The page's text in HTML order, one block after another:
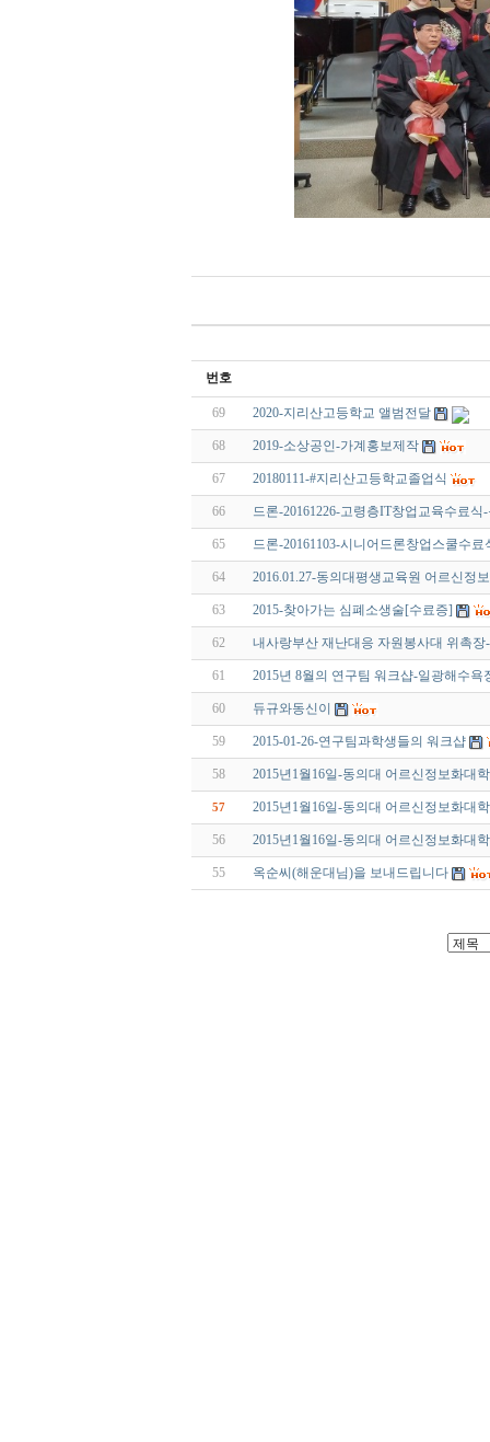
번호
69 2020-지리산고등학교 앨범전달
68 2019-소상공인-가계홍보제작
67 20180111-#지리산고등학교졸업식
66 드론-20161226-고령층IT창업교육수료
65 드론-20161103-시니어드론창업스쿨수
64 2016.01.27-동의대평생교육원 어르신정
63 2015-찾아가는 심폐소생술[수료증]
62 내사랑부산 재난대응 자원봉사대 위촉
61 2015년 8월의 연구팀 워크샵-일광해수욕
60 듀규와동신이
59 2015-01-26-연구팀과학생들의 워크샵
58 2015년1월16일-동의대 어르신정보화대
57 2015년1월16일-동의대 어르신정보화대
56 2015년1월16일-동의대 어르신정보화대
55 옥순씨(해운대님)을 보내드립니다